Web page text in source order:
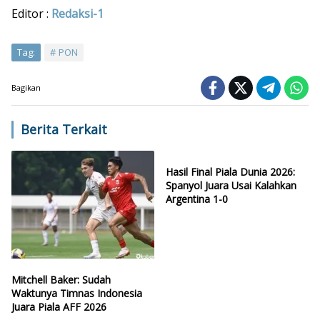
Editor : Redaksi-1
Tag: PON
Bagikan
Berita Terkait
Mitchell Baker: Sudah
Waktunya Timnas Indonesia
Juara Piala AFF 2026
Hasil Final Piala Dunia 2026:
Spanyol Juara Usai Kalahkan
Argentina 1-0